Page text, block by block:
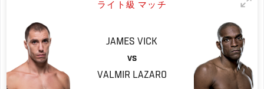
ライト級 マッチ
JAMES VICK
VS
VALMIR LAZARO